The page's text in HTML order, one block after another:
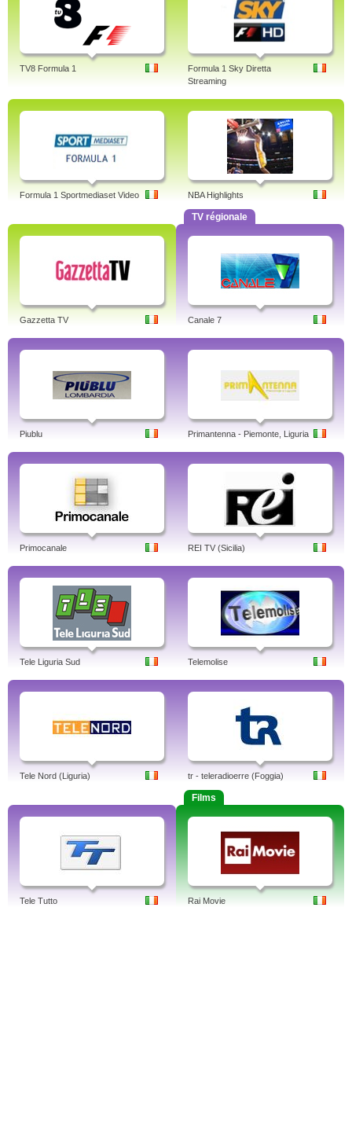
TV8 Formula 1
Formula 1 Sky Diretta
Streaming
Formula 1 Sportmediaset Video NBA Highlights
Gazzetta TV
TV régionale
Canale 7
Piublu Primantenna - Piemonte, Liguria
Primocanale REI TV (Sicilia)
Tele Liguria Sud Telemolise
Tele Nord (Liguria) tr - teleradioerre (Foggia)
Tele Tutto
Films
Rai Movie